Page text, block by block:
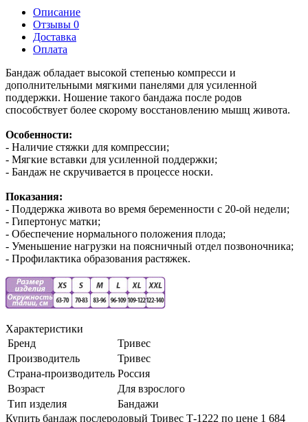
Описание
Отзывы 0
Доставка
Оплата
Бандаж обладает высокой степенью компресси и
дополнительными мягкими панелями для усиленной
поддержки. Ношение такого бандажа после родов
способствует более скорому восстановлению мышц живота.
Особенности:
- Наличие стяжки для компрессии;
- Мягкие вставки для усиленной поддержки;
- Бандаж не скручивается в процессе носки.
Показания:
- Поддержка живота во время беременности с 20-ой недели;
- Гипертонус матки;
- Обеспечение нормального положения плода;
- Уменьшение нагрузки на поясничный отдел позвоночника;
- Профилактика образования растяжек.
Характеристики
Бренд
Тривес
Производитель
Тривес
Страна-производитель Россия
Возраст
Для взрослого
Тип изделия
Бандажи
Купить бандаж послеродовый Тривес Т-1222 по цене 1 684